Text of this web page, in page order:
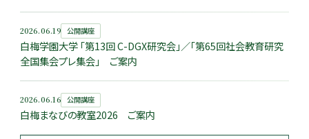
2026.06.19 公開講座
白梅学園大学 「第13回 C-DGX研究会」／「第65回社会教育研究
全国集会プレ集会」 ご案内
2026.06.16 公開講座
白梅まなびの教室2026 ご案内